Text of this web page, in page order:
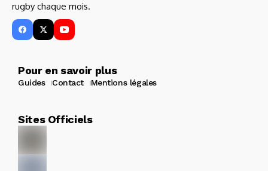
rugby chaque mois.
Pour en savoir plus
Guides Contact Mentions légales
Sites Officiels